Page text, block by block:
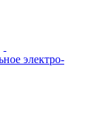
электро-